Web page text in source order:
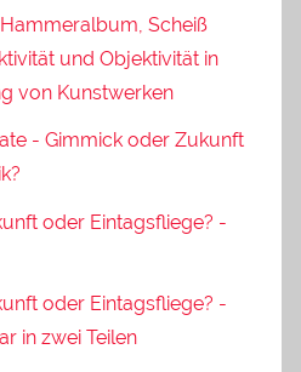
Scheiß
und Objektivität in
von Kunstwerken
- Gimmick oder Zukunft
oder Eintagsfliege? -
oder Eintagsfliege? -
in zwei Teilen